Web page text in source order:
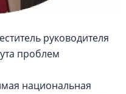
руководителя
проблем
национальная